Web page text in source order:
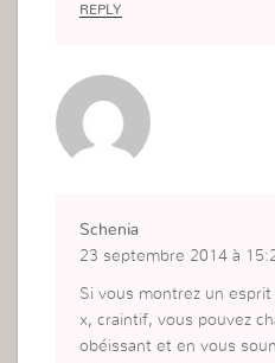
REPLY
Schenia
23 septembre 2014 à
Si vous montrez un
x, craintif, vous pouvez
obéissant et en vous